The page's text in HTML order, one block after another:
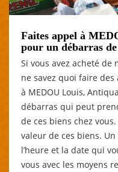
Faites appel à
pour un débarras
Si vous avez acheté de
ne savez quoi faire
à MEDOU Louis,
débarras qui peut
de ces biens chez
valeur de ces biens.
l’heure et la date qui
vous avec les moyens